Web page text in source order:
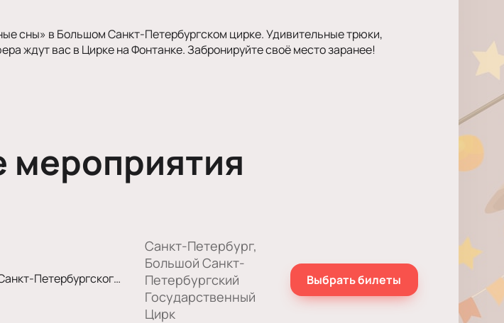
сны» в Большом Санкт-Петербургском цирке. Удивительные трюки,
ждут вас в Цирке на Фонтанке. Забронируйте своё место заранее!
На арене Большого Санкт-Петербургского государственного цирка пройдет уникальное цирковое шоу «Без границ»!
Санкт-Петербург,
Большой Cанкт-
Петербургский
Государственный
Цирк
Выбрать билеты